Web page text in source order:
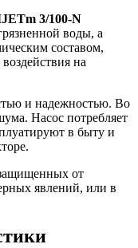
3/100-N
воды, а
составом,
на
и надежностью. Во
Насос потребляет
в быту и
от
явлений, или в